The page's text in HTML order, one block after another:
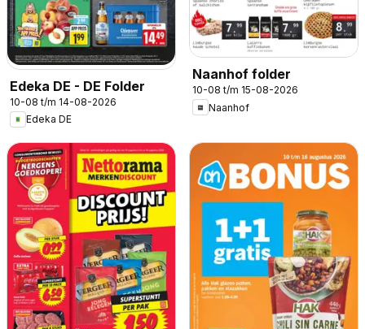
Edeka DE - DE Folder
10-08 t/m 14-08-2026
Edeka DE
Naanhof folder
10-08 t/m 15-08-2026
Naanhof